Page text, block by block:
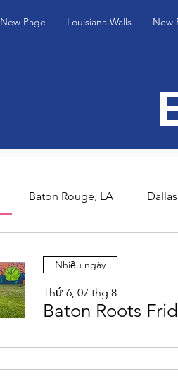
New Page Louisiana Walls New
Baton Rouge, LA
Nhiều ngày
Thứ 6, 07 thg 8
Baton Roots